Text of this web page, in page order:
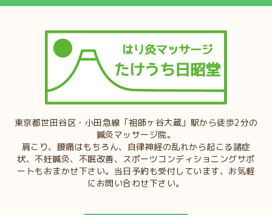
東京都世田谷区・小田急線「祖師ヶ谷大蔵」駅から徒歩2分の
鍼灸マッサージ院。
肩こり、腰痛はもちろん、自律神経の乱れから起こる諸症
状、不妊鍼灸、不眠改善、スポーツコンディショニングサポ
ートもおまかせ下さい。当日予約も受付しています、お気軽
にお問い合わせ下さい。